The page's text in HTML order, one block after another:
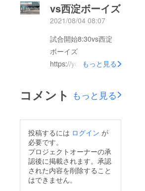
お願いいたします。こ
の度は誠にありがとう
ございました。
ウタ ライトフライ●
ユウセ ファーストゴ
ロ●●リンタ ショート
ゴロ●●●残念ですが頑
張りました。お疲れさ
たりたくさんの応援あ
た。18期生の皆さんが
この記録(全国ベスト
16)を更新してくれる
ことを期待します！！
これからも浦添ボーイ
ズの選手の活躍を応援
vs西淀ボーイズ
2021/08/04 08:07
試合開始8:30vs西淀
ボーイズ
https://youtu.be/BcNh
YouTube応援よろしく
お願いします！がんば
ボーイズ！！
もっと見る
コメント もっと見る
投稿するには ログイン が
必要です。
プロジェクトオーナーの承
認後に掲載されます。承認
された内容を削除すること
はできません。